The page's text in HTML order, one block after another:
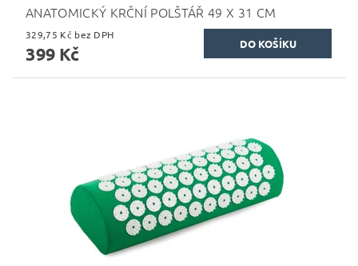
ANATOMICKÝ KRČNÍ POLŠTÁŘ 49 X 31 CM
329,75 Kč bez DPH
399 Kč